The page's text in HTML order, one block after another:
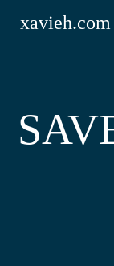
xavieh.com